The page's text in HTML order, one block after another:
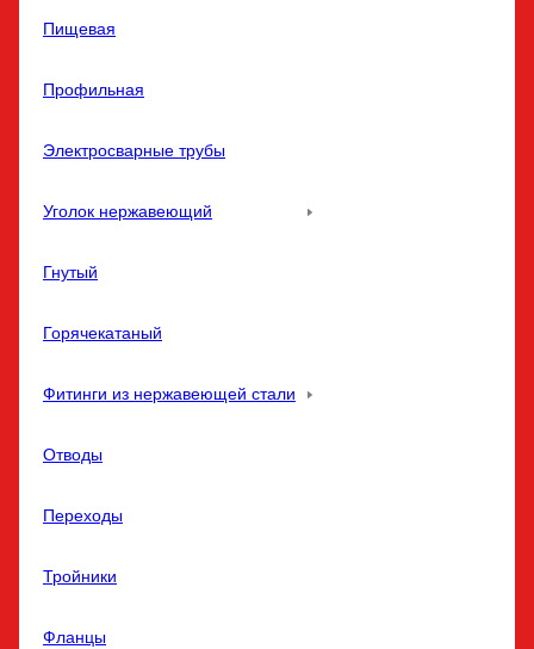
Пищевая
Профильная
Электросварные трубы
Уголок нержавеющий
Гнутый
Горячекатаный
Фитинги из нержавеющей стали
Отводы
Переходы
Тройники
Фланцы